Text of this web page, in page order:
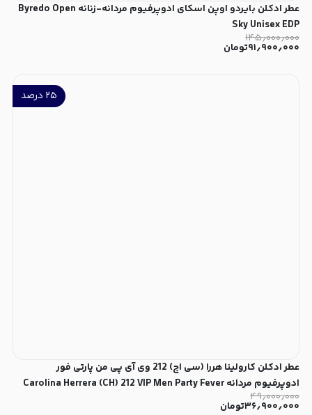
عطر ادکلن بایردو اوپن اسکای ادوپرفیوم مردانه-زنانه Byredo Open
Sky Unisex EDP
۱۴۵٫۰۰۰٫۰۰۰
۹۱٫۹۰۰٫۰۰۰تومان
۲۵ درصد
عطر ادکلن کارولینا هررا (سی اچ) 212 وی آی پی من پارتی فور
ادوپرفیوم مردانه Carolina Herrera (CH) 212 VIP Men Party Fever
for Men EDP
۴۹٫۰۰۰٫۰۰۰
۳۶٫۹۰۰٫۰۰۰تومان